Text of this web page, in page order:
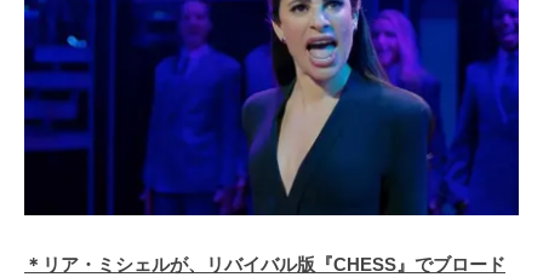
＊リア・ミシェルが、リバイバル版『CHESS』でブロード